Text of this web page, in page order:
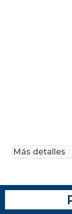
Más detalles